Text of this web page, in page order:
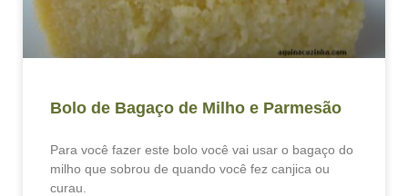
Bolo de Bagaço de Milho e Parmesão
Para você fazer este bolo você vai usar o bagaço do
milho que sobrou de quando você fez canjica ou
curau.